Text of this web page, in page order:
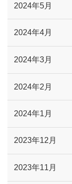
2024年5月
2024年4月
2024年3月
2024年2月
2024年1月
2023年12月
2023年11月